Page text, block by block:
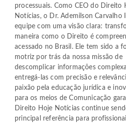
processuais. Como CEO do Direito
Notícias, o Dr. Ademilson Carvalho
equipe com uma visão clara:
maneira como o Direito é
acessado no Brasil. Ele tem sido a
motriz por trás da nossa missão de
descomplicar informações
entregá-las com precisão e
paixão pela educação jurídica e
para os meios de Comunicação
Direito Hoje Notícias continue
principal referência para